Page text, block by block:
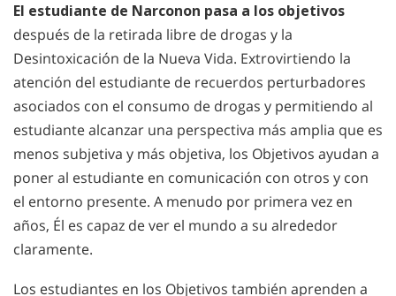
El estudiante de Narconon pasa a los objetivos
después de la retirada libre de drogas y la
Desintoxicación de la Nueva Vida. Extrovirtiendo la
atención del estudiante de recuerdos perturbadores
asociados con el consumo de drogas y permitiendo al
estudiante alcanzar una perspectiva más amplia que es
menos subjetiva y más objetiva, los Objetivos ayudan a
poner al estudiante en comunicación con otros y con
el entorno presente. A menudo por primera vez en
años, Él es capaz de ver el mundo a su alrededor
claramente.
Los estudiantes en los Objetivos también aprenden a